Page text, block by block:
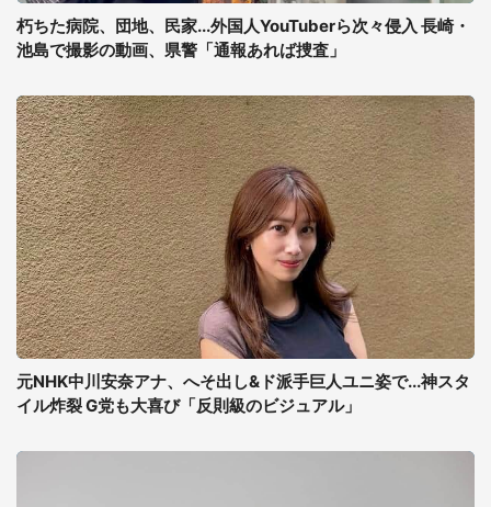
朽ちた病院、団地、民家...外国人YouTuberら次々侵入 長崎・
池島で撮影の動画、県警「通報あれば捜査」
元NHK中川安奈アナ、へそ出し&ド派手巨人ユニ姿で...神スタ
イル炸裂 G党も大喜び「反則級のビジュアル」